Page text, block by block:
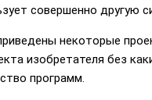
совершенно другую
некоторые
изобретателя без
программ.